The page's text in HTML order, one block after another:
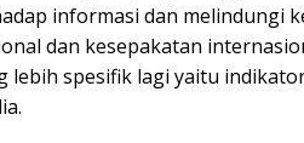
informasi dan melindungi
dan kesepakatan
lebih spesifik lagi yaitu